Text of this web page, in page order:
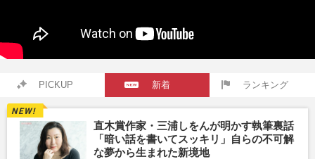
PICKUP 新着 ランキング
直木賞作家・三浦しをんが明かす執筆裏話
「暗い話を書いてスッキリ」自らの不可解
な夢から生まれた新境地